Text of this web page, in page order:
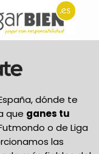
dónde te
que ganes tu
o de Liga
las